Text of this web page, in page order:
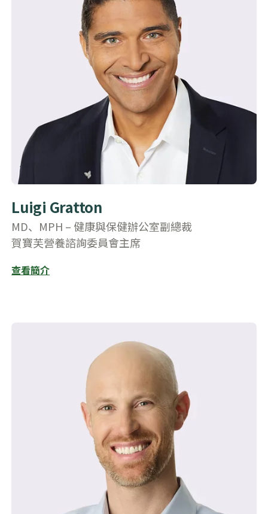
Luigi Gratton
MD、MPH – 健康與保健辦公室副總裁
賀寶芙營養諮詢委員會主席
查看簡介